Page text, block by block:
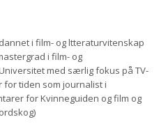
i film- og ltteraturvitenskap
i film- og
med særlig fokus på TV-
for tiden som journalist i
for Kvinneguiden og film og